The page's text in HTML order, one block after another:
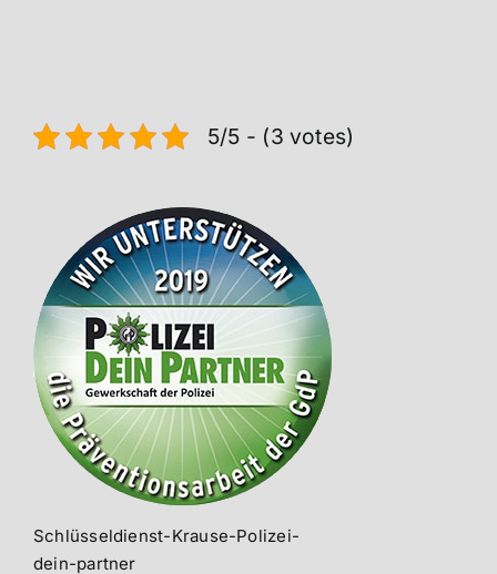
5/5 - (3 votes)
Schlüsseldienst-Krause-Polizei-
dein-partner